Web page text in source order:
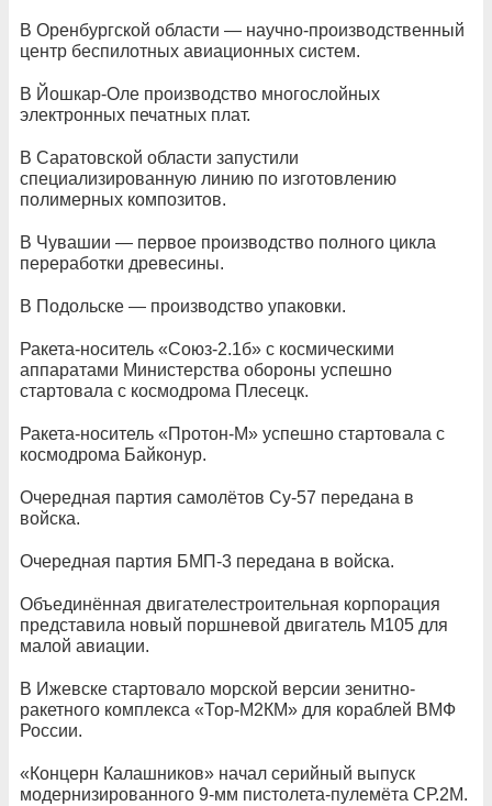
В Оренбургской области — научно-производственный
центр беспилотных авиационных систем.
В Йошкар-Оле производство многослойных
электронных печатных плат.
В Саратовской области запустили
специализированную линию по изготовлению
полимерных композитов.
В Чувашии — первое производство полного цикла
переработки древесины.
В Подольске — производство упаковки.
Ракета-носитель «Союз-2.1б» с космическими
аппаратами Министерства обороны успешно
стартовала с космодрома Плесецк.
Ракета-носитель «Протон-М» успешно стартовала с
космодрома Байконур.
Очередная партия самолётов Су-57 передана в
войска.
Очередная партия БМП-3 передана в войска.
Объединённая двигателестроительная корпорация
представила новый поршневой двигатель М105 для
малой авиации.
В Ижевске стартовало морской версии зенитно-
ракетного комплекса «Тор-М2КМ» для кораблей ВМФ
России.
«Концерн Калашников» начал серийный выпуск
модернизированного 9-мм пистолета-пулемёта СР.2М.